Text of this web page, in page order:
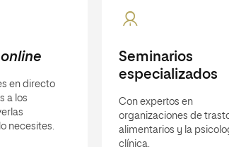
online
en directo
a los
necesites.
Seminarios
especializados
Con expertos en
organizaciones de
alimentarios y la
clínica.